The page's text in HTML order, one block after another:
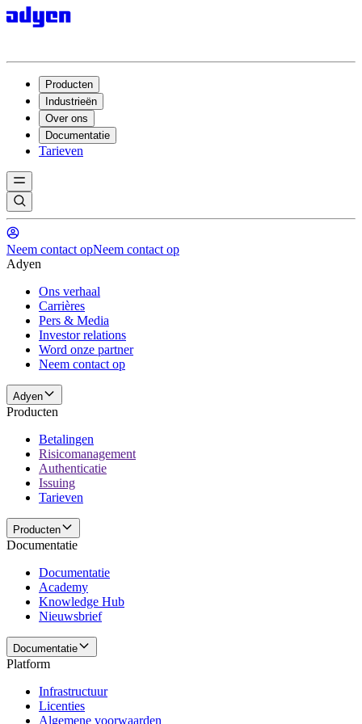
Producten
Industrieën
Over ons
Documentatie
Tarieven
Neem contact opNeem contact op
Adyen
Ons verhaal
Carrières
Pers & Media
Investor relations
Word onze partner
Neem contact op
Adyen
Producten
Betalingen
Risicomanagement
Authenticatie
Issuing
Tarieven
Producten
Documentatie
Documentatie
Academy
Knowledge Hub
Nieuwsbrief
Documentatie
Platform
Infrastructuur
Licenties
Algemene voorwaarden